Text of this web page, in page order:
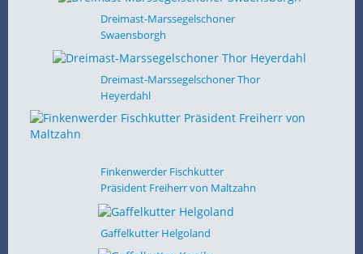
Dreimast-Marssegelschoner
Swaensborgh
Dreimast-Marssegelschoner Thor
Heyerdahl
Finkenwerder Fischkutter
Präsident Freiherr von Maltzahn
Gaffelkutter Helgoland